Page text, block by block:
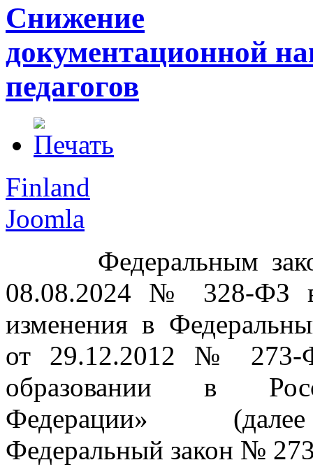
Снижение
документационной
педагогов
Finland
Joomla
Федеральным
08.08.2024 № 328-ФЗ
изменения в
от 29.12.2012 №
образовании в
Федерации»
Федеральный закон №